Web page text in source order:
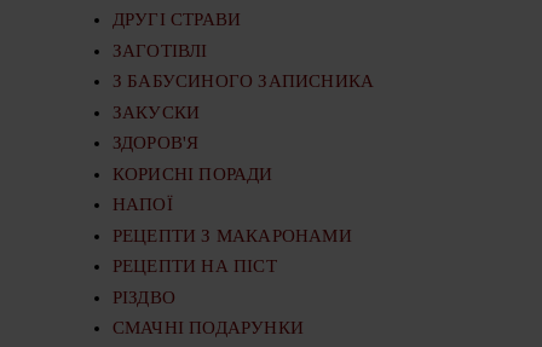
ДРУГІ СТРАВИ
ЗАГОТІВЛІ
З БАБУСИНОГО ЗАПИСНИКА
ЗАКУСКИ
ЗДОРОВ'Я
КОРИСНІ ПОРАДИ
НАПОЇ
РЕЦЕПТИ З МАКАРОНАМИ
РЕЦЕПТИ НА ПІСТ
РІЗДВО
СМАЧНІ ПОДАРУНКИ